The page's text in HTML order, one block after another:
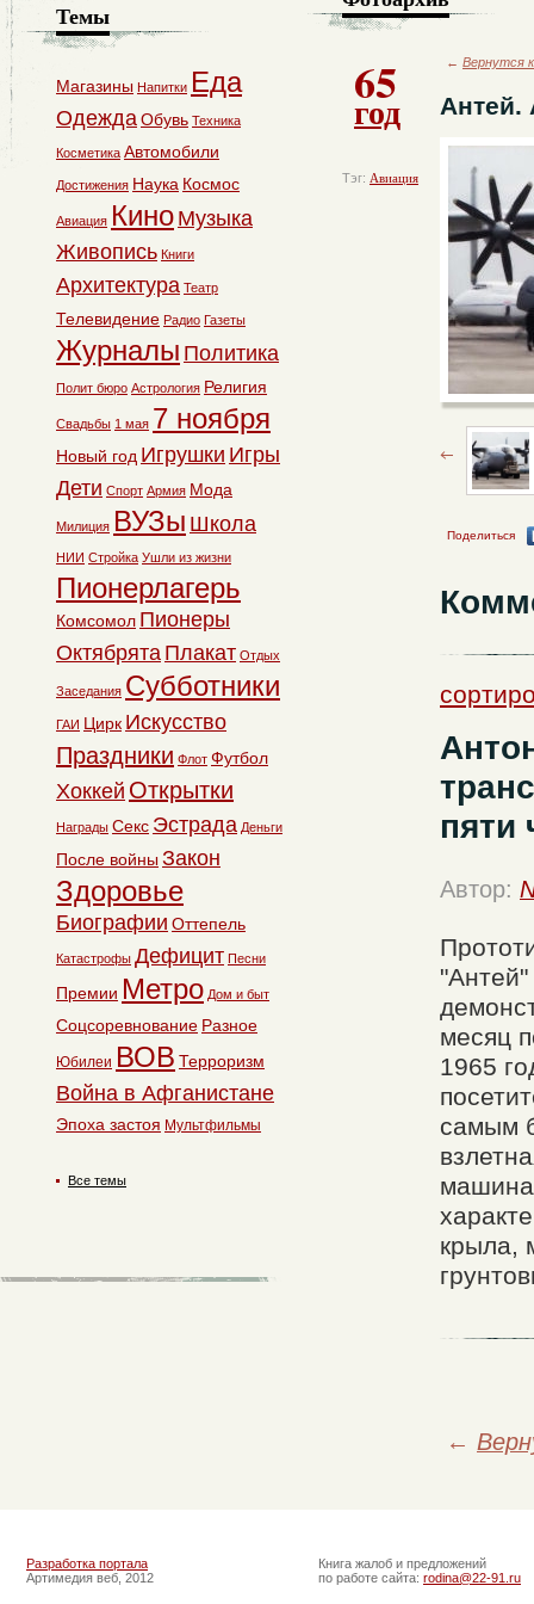
65
год
Тэг: Авиация
← Вернутся
Антей.
Поделиться
пяти
Автор:
месяц
1965
самым
машина
крыла,
←
Темы
Магазины Напитки Еда
ОдеждаОбувь Техника
Косметика Автомобили
Достижения Наука Космос
Авиация Кино Музыка
Живопись Книги
Архитектура Театр
Телевидение Радио Газеты
Журналы Политика
Полит бюро Астрология Религия
Свадьбы 1 мая 7 ноября
Новый год Игрушки Игры
Дети Спорт Армия Мода
Милиция ВУЗы Школа
НИИ Стройка Ушли из жизни
Пионерлагерь
Комсомол Пионеры
Октябрята Плакат Отдых
Заседания Субботники
ГАИ Цирк Искусство
Праздники Флот Футбол
Хоккей Открытки
Награды Секс Эстрада Деньги
После войны Закон
Здоровье
Биографии Оттепель
Катастрофы Дефицит Песни
Премии Метро Дом и быт
Соцсоревнование Разное
Юбилеи ВОВ Терроризм
Война в Афганистане
Эпоха застоя Мультфильмы
Все темы
Разработка портала
Артимедия веб, 2012
Книга жалоб и предложений
по работе сайта: rodina@22-91.ru